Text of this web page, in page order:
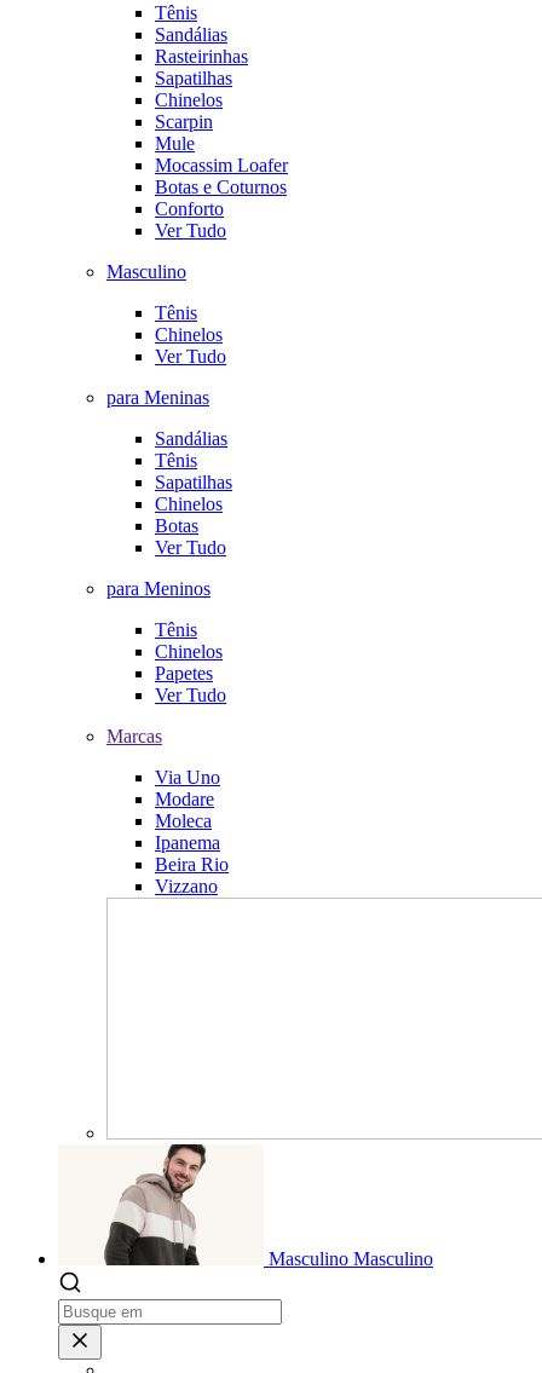
Tênis
Sandálias
Rasteirinhas
Sapatilhas
Chinelos
Scarpin
Mule
Mocassim Loafer
Botas e Coturnos
Conforto
Ver Tudo
Masculino
Tênis
Chinelos
Ver Tudo
para Meninas
Sandálias
Tênis
Sapatilhas
Chinelos
Botas
Ver Tudo
para Meninos
Tênis
Chinelos
Papetes
Ver Tudo
Marcas
Via Uno
Modare
Moleca
Ipanema
Beira Rio
Vizzano
Masculino Masculino